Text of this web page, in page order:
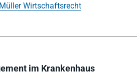
Müller Wirtschaftsrecht
im Krankenhaus